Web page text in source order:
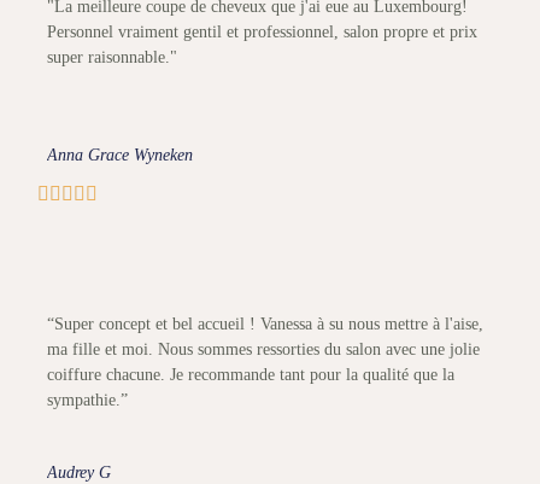
"La meilleure coupe de cheveux que j'ai eue au Luxembourg!
Personnel vraiment gentil et professionnel, salon propre et prix
super raisonnable."
Anna Grace Wyneken
    
“Super concept et bel accueil ! Vanessa à su nous mettre à l'aise,
ma fille et moi. Nous sommes ressorties du salon avec une jolie
coiffure chacune. Je recommande tant pour la qualité que la
sympathie.”
Audrey G